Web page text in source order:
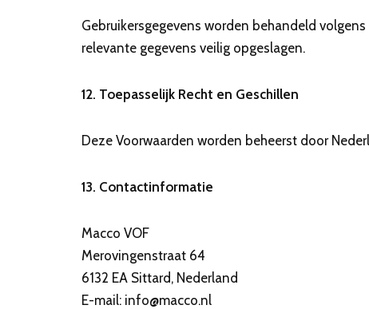
Gebruikersgegevens worden behandeld
relevante gegevens veilig opgeslagen.
12. Toepasselijk Recht en Geschillen
Deze Voorwaarden worden beheerst door
13. Contactinformatie
Macco VOF
Merovingenstraat 64
6132 EA Sittard, Nederland
E-mail: info@macco.nl